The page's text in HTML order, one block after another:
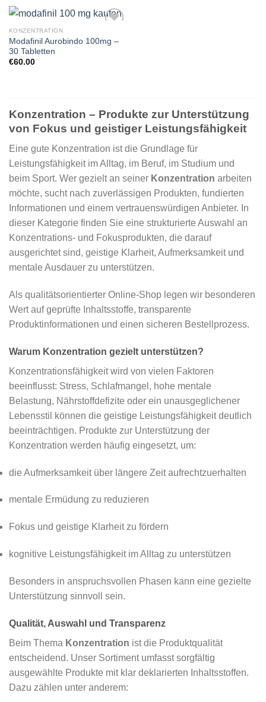
KONZENTRATION
Modafinil Aurobindo 100mg –
30 Tabletten
€60.00
Konzentration – Produkte zur Unterstützung
von Fokus und geistiger Leistungsfähigkeit
Eine gute Konzentration ist die Grundlage für
Leistungsfähigkeit im Alltag, im Beruf, im Studium und
beim Sport. Wer gezielt an seiner Konzentration arbeiten
möchte, sucht nach zuverlässigen Produkten, fundierten
Informationen und einem vertrauenswürdigen Anbieter. In
dieser Kategorie finden Sie eine strukturierte Auswahl an
Konzentrations- und Fokusprodukten, die darauf
ausgerichtet sind, geistige Klarheit, Aufmerksamkeit und
mentale Ausdauer zu unterstützen.
Als qualitätsorientierter Online-Shop legen wir besonderen
Wert auf geprüfte Inhaltsstoffe, transparente
Produktinformationen und einen sicheren Bestellprozess.
Warum Konzentration gezielt unterstützen?
Konzentrationsfähigkeit wird von vielen Faktoren
beeinflusst: Stress, Schlafmangel, hohe mentale
Belastung, Nährstoffdefizite oder ein unausgeglichener
Lebensstil können die geistige Leistungsfähigkeit deutlich
beeinträchtigen. Produkte zur Unterstützung der
Konzentration werden häufig eingesetzt, um:
die Aufmerksamkeit über längere Zeit aufrechtzuerhalten
mentale Ermüdung zu reduzieren
Fokus und geistige Klarheit zu fördern
kognitive Leistungsfähigkeit im Alltag zu unterstützen
Besonders in anspruchsvollen Phasen kann eine gezielte
Unterstützung sinnvoll sein.
Qualität, Auswahl und Transparenz
Beim Thema Konzentration ist die Produktqualität
entscheidend. Unser Sortiment umfasst sorgfältig
ausgewählte Produkte mit klar deklarierten Inhaltsstoffen.
Dazu zählen unter anderem: